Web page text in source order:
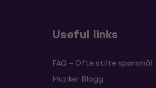
Useful links
FAQ – Ofte stilte spørsmål
Muziker Blogg